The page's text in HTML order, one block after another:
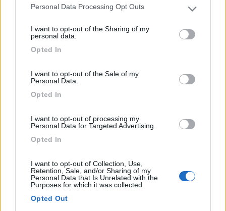
Please note that this website/app uses one or more Google
not limited to your visit or usage behaviour. You may click to
grant or deny consent to Google and its third-party tags to
use your data for below specified purposes in below Google
Personal Data Processing Opt Outs
I want to opt-out of the Sharing of my
personal data.
Opted In
I want to opt-out of the Sale of my
Personal Data.
Opted In
I want to opt-out of processing my
Personal Data for Targeted Advertising.
Opted In
I want to opt-out of Collection, Use,
Retention, Sale, and/or Sharing of my
Personal Data that Is Unrelated with the
Purposes for which it was collected.
Opted Out
Caucaso in camper
7 3625
Periodo